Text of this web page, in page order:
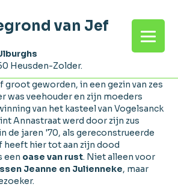
van Jef
Heusden-Zolder.
groot geworden, in een gezin van zes
was veehouder en zijn moeders
van het kasteel van Vogelsanck
Annastraat werd door zijn zus
de jaren '70, als gereconstrueerde
heeft hier tot aan zijn dood
een oase van rust. Niet alleen voor
Jeanne en Julienneke, maar